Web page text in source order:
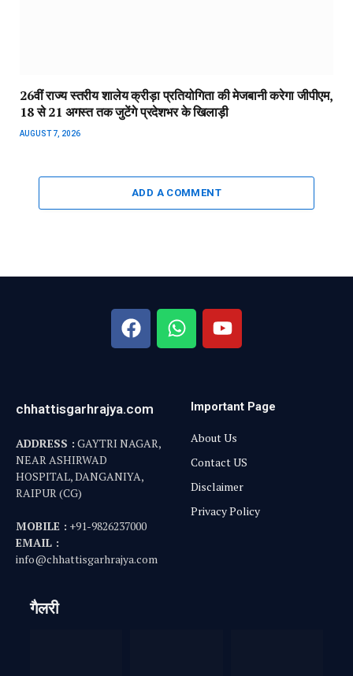
26वीं राज्य स्तरीय शालेय क्रीड़ा प्रतियोगिता की मेजबानी करेगा जीपीएम,
18 से 21 अगस्त तक जुटेंगे प्रदेशभर के खिलाड़ी
AUGUST 7, 2026
ADD A COMMENT
chhattisgarhrajya.com
ADDRESS : GAYTRI NAGAR,
NEAR ASHIRWAD
HOSPITAL, DANGANIYA,
RAIPUR (CG)
MOBILE : +91-9826237000
EMAIL :
info@chhattisgarhrajya.com
Important Page
About Us
Contact US
Disclaimer
Privacy Policy
गैलरी